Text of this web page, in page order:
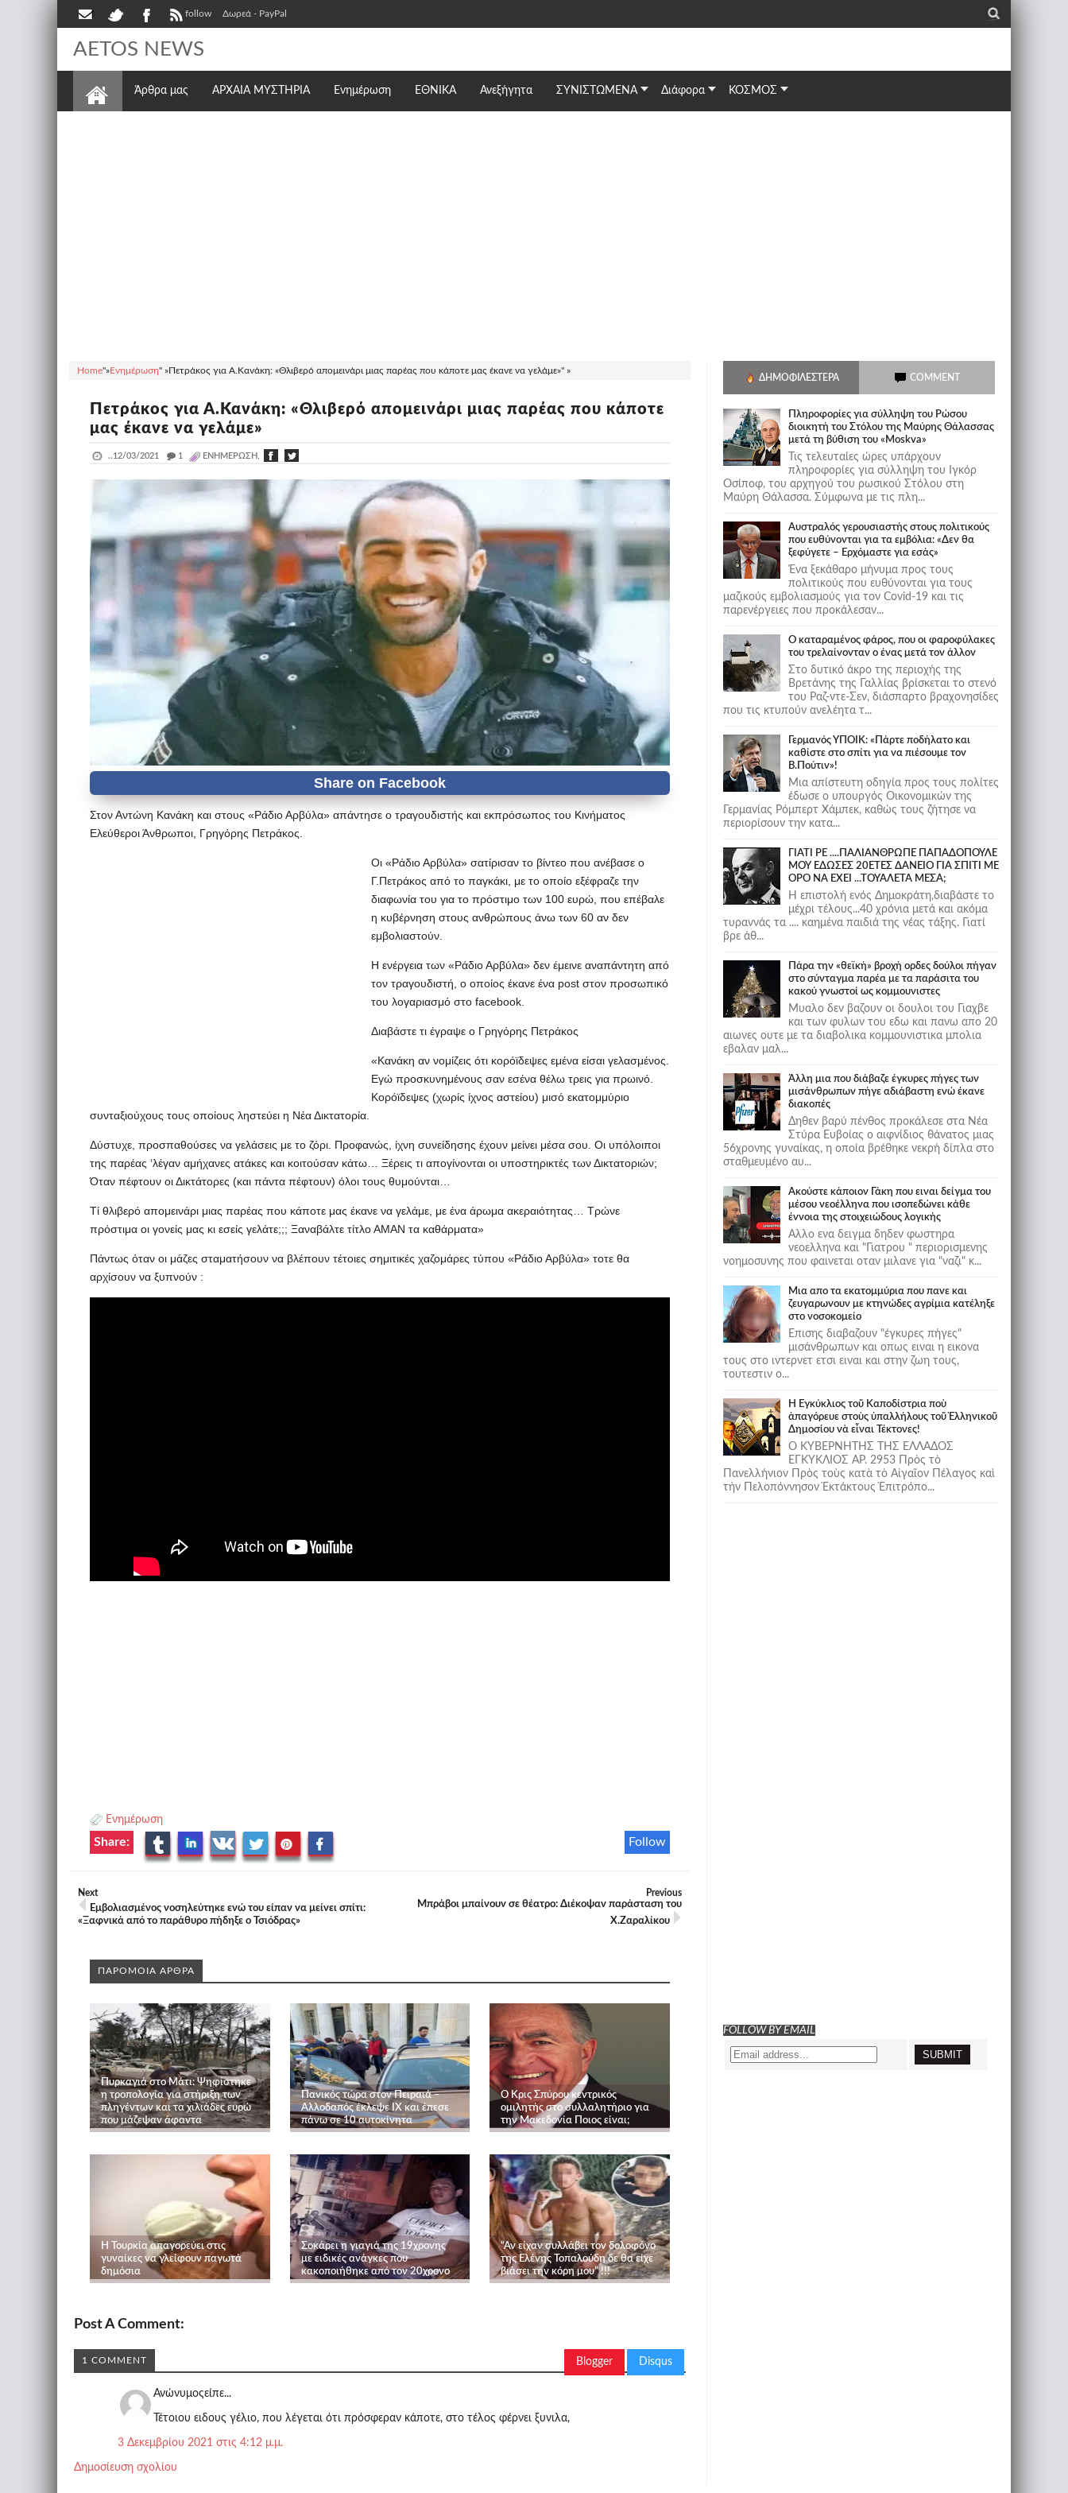
follow Δωρεά - PayPal _
AETOS NEWS
Άρθρα μας ΑΡΧΑΙΑ ΜΥΣΤΗΡΙΑ Ενημέρωση ΕΘΝΙΚΆ Ανεξήγητα ΣΥΝΙΣΤΩΜΕΝΑ Διάφορα ΚΟΣΜΟΣ
Home"»Ενημέρωση" »Πετράκος για Α.Κανάκη: «Θλιβερό απομεινάρι μιας παρέας που κάποτε μας έκανε να γελάμε»" »
Πετράκος για Α.Κανάκη: «Θλιβερό απομεινάρι μιας παρέας που κάποτε
μας έκανε να γελάμε»
..12/03/2021 _ 1 ΕΝΗΜΈΡΩΣΗ,
Στον Αντώνη Κανάκη και στους «Ράδιο Αρβύλα» απάντησε ο τραγουδιστής και εκπρόσωπος του Κινήματος
Ελεύθεροι Άνθρωποι, Γρηγόρης Πετράκος.
Οι «Ράδιο Αρβύλα» σατίρισαν το βίντεο που ανέβασε ο
Γ.Πετράκος από το παγκάκι, με το οποίο εξέφραζε την
διαφωνία του για το πρόστιμο των 100 ευρώ, που επέβαλε
η κυβέρνηση στους ανθρώπους άνω των 60 αν δεν
εμβολιαστούν.
Η ενέργεια των «Ράδιο Αρβύλα» δεν έμεινε αναπάντητη από
τον τραγουδιστή, ο οποίος έκανε ένα post στον προσωπικό
του λογαριασμό στο facebook.
Διαβάστε τι έγραψε ο Γρηγόρης Πετράκος
«Κανάκη αν νομίζεις ότι κορόϊδεψες εμένα είσαι γελασμένος.
Εγώ προσκυνημένους σαν εσένα θέλω τρεις για πρωινό.
Κορόϊδεψες (χωρίς ίχνος αστείου) μισό εκατομμύριο
συνταξιούχους τους οποίους ληστεύει η Νέα Δικτατορία.
Δύστυχε, προσπαθούσες να γελάσεις με το ζόρι. Προφανώς, ίχνη συνείδησης έχουν μείνει μέσα σου. Οι υπόλοιποι
της παρέας ‘λέγαν αμήχανες ατάκες και κοιτούσαν κάτω… Ξέρεις τι απογίνονται οι υποστηρικτές των Δικτατοριών;
Όταν πέφτουν οι Δικτάτορες (και πάντα πέφτουν) όλοι τους θυμούνται…
Τί θλιβερό απομεινάρι μιας παρέας που κάποτε μας έκανε να γελάμε, με ένα άρωμα ακεραιότητας… Τρώνε
πρόστιμα οι γονείς μας κι εσείς γελάτε;;; Ξαναβάλτε τίτλο ΑΜΑΝ τα καθάρματα»
Πάντως όταν οι μάζες σταματήσουν να βλέπουν τέτοιες σημιτικές χαζομάρες τύπου «Ράδιο Αρβύλα» τοτε θα
αρχίσουν να ξυπνούν :
Ενημέρωση
Follow
Share:
Next
Εμβολιασμένος νοσηλεύτηκε ενώ του είπαν να μείνει σπίτι:
«Ξαφνικά από το παράθυρο πήδηξε ο Τσιόδρας»
Previous
Μπράβοι μπαίνουν σε θέατρο: Διέκοψαν παράσταση του
Χ.Ζαραλίκου
ΠΑΡΟΜΟΙΑ ΑΡΘΡΑ
Πυρκαγιά στο Μάτι: Ψηφίστηκε
η τροπολογία για στήριξη των
πληγέντων και τα χιλιάδες ευρώ
που μάζεψαν άφαντα
Πανικός τώρα στον Πειραιά –
Αλλοδαπός έκλεψε ΙΧ και έπεσε
πάνω σε 10 αυτοκίνητα
O Κρις Σπύρου κεντρικός
ομιλητής στο συλλαλητήριο για
την Μακεδονία Ποιος είναι;
Η Τουρκία απαγορεύει στις
γυναίκες να γλείφουν παγωτά
δημόσια
Σοκάρει η γιαγιά της 19χρονης
με ειδικές ανάγκες που
κακοποιήθηκε από τον 20χρονο
“Αν είχαν συλλάβει τον δολοφόνο
της Ελένης Τοπαλούδη δε θα είχε
βιάσει την κόρη μου” !!!
Post A Comment:
Blogger Disqus
1 COMMENT
Ανώνυμοςείπε...
Τέτοιου ειδους γέλιο, που λέγεται ότι πρόσφεραν κάποτε, στο τέλος φέρνει ξυνιλα,
3 Δεκεμβρίου 2021 στις 4:12 μ.μ.
Δημοσίευση σχολίου
ΔΗΜΟΦΙΛΈΣΤΕΡΑ COMMENT
Πληροφορίες για σύλληψη του Ρώσου
διοικητή του Στόλου της Mαύρης Θάλασσας
μετά τη βύθιση του «Moskva»
Τις τελευταίες ώρες υπάρχουν
πληροφορίες για σύλληψη του Ιγκόρ
Οσίποφ, του αρχηγού του ρωσικού Στόλου στη
Μαύρη Θάλασσα. Σύμφωνα με τις πλη...
Αυστραλός γερουσιαστής στους πολιτικούς
που ευθύνονται για τα εμβόλια: «Δεν θα
ξεφύγετε – Ερχόμαστε για εσάς»
Ένα ξεκάθαρο μήνυμα προς τους
πολιτικούς που ευθύνονται για τους
μαζικούς εμβολιασμούς για τον Covid-19 και τις
παρενέργειες που προκάλεσαν...
Ο καταραμένος φάρος, που οι φαροφύλακες
του τρελαίνονταν ο ένας μετά τον άλλον
Στο δυτικό άκρο της περιοχής της
Βρετάνης της Γαλλίας βρίσκεται το στενό
του Ραζ-ντε-Σεν, διάσπαρτο βραχονησίδες
που τις κτυπούν ανελέητα τ...
Γερμανός ΥΠΟΙΚ: «Πάρτε ποδήλατο και
καθίστε στο σπίτι για να πιέσουμε τον
Β.Πούτιν»!
Μια απίστευτη οδηγία προς τους πολίτες
έδωσε ο υπουργός Οικονομικών της
Γερμανίας Ρόμπερτ Χάμπεκ, καθώς τους ζήτησε να
περιορίσουν την κατα...
ΓΙΑΤΙ ΡΕ ....ΠΑΛΙΑΝΘΡΩΠΕ ΠΑΠΑΔΟΠΟΥΛΕ
ΜΟΥ ΕΔΩΣΕΣ 20ΕΤΕΣ ΔΑΝΕΙΟ ΓΙΑ ΣΠΙΤΙ ΜΕ
ΟΡΟ ΝΑ ΕΧΕΙ ...ΤΟΥΑΛΕΤΑ ΜΕΣΑ;
Η επιστολή ενός Δημοκράτη,διαβάστε το
μέχρι τέλους...40 χρόνια μετά και ακόμα
τυραννάς τα .... καημένα παιδιά της νέας τάξης. Γιατί
βρε άθ...
Πάρα την «θεϊκή» βροχή ορδες δούλοι πήγαν
στο σύνταγμα παρέα με τα παράσιτα του
κακού γνωστοί ως κομμουνιστες
Μυαλο δεν βαζουν οι δουλοι του Γιαχβε
και των φυλων του εδω και πανω απο 20
αιωνες ουτε με τα διαβολικα κομμουνιστικα μπολια
εβαλαν μαλ...
Άλλη μια που διάβαζε έγκυρες πήγες των
μισάνθρωπων πήγε αδιάβαστη ενώ έκανε
διακοπές
Δηθεν βαρύ πένθος προκάλεσε στα Νέα
Στύρα Ευβοίας ο αιφνίδιος θάνατος μιας
56χρονης γυναίκας, η οποία βρέθηκε νεκρή δίπλα στο
σταθμευμένο αυ...
Ακούστε κάποιον Γάκη που ειναι δείγμα του
μέσου νεοέλληνα που ισοπεδώνει κάθε
έννοια της στοιχειώδους λογικής
Αλλο ενα δειγμα δηδεν φωστηρα
νεοελληνα και "Γιατρου " περιορισμενης
νοημοσυνης που φαινεται οταν μιλανε για "ναζι" κ...
Μια απο τα εκατομμύρια που πανε και
ζευγαρωνουν με κτηνώδες αγρίμια κατέληξε
στο νοσοκομείο
Επισης διαβαζουν "έγκυρες πήγες"
μισάνθρωπων και οπως ειναι η εικονα
τους στο ιντερνετ ετσι ειναι και στην ζωη τους,
τουτεστιν ο...
Ἡ Ἐγκύκλιος τοῦ Καποδίστρια ποὺ
ἀπαγόρευε στοὺς ὑπαλλήλους τοῦ Ἑλληνικοῦ
Δημοσίου νὰ εἶναι Τέκτονες!
Ο ΚΥΒΕΡΝΗΤΗΣ ΤΗΣ ΕΛΛΑΔΟΣ
ΕΓΚΥΚΛΙΟΣ ΑΡ. 2953 Πρὸς τὸ
Πανελλήνιον Πρὸς τοὺς κατὰ τὸ Αἰγαῖον Πέλαγος καὶ
τὴν Πελοπόννησον Ἐκτάκτους Ἐπιτρόπο...
FOLLOW BY EMAIL